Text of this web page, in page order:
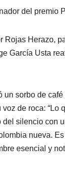
del premio
Rojas Herazo,
García Usta
sorbo de
de roca: “Lo
silencio con
nueva.
esencial y